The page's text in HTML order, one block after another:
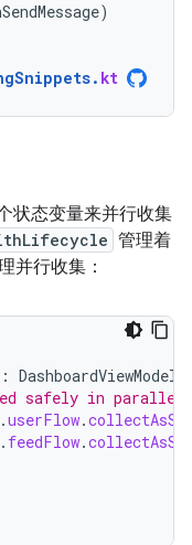
)
. kt
状态变量来并行收集
管理着
并行收集：
: DashboardViewModel
safely in parallel
.userFlow.
. feedFlow.